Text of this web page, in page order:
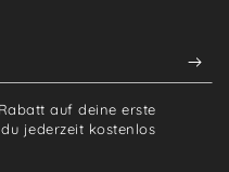
auf deine erste
jederzeit kostenlos